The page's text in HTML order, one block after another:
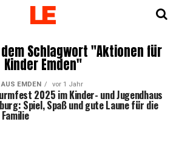
Schlagwort "Aktionen für
Kinder Emden"
AUS EMDEN vor 1 Jahr
2025 im Kin­der- und Jugend­haus
Spiel, Spaß und gute Lau­ne für die